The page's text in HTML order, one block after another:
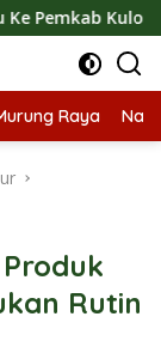
Progo
Raya
Rutin